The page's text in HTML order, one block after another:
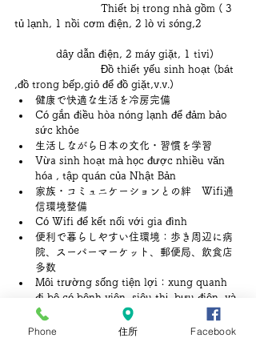
tủ lạnh, 1 nồi cơm điện, 2 lò vi sóng,2
             dây dẫn điện, 2 máy giặt, 1 tivi)
,đồ trong bếp,giỏ để đồ giặt,v.v.)
健康で快適な生活を冷房完備
Có gắn điều hòa nóng lạnh để đảm bảo
sức khỏe
生活しながら日本の文化・習慣を学習
Vừa sinh hoạt mà học được nhiều văn
hóa , tập quán của Nhật Bản
家族・コミュニケーションとの絆　Wifi通
信環境整備
Có Wifi để kết nối với gia đình
便利で暮らしやすい住環境：歩き周辺に病
院、スーパーマーケット、郵便局、飲食店
多数
Môi trường sống tiện lợi：xung quanh
đi bộ có bệnh viện, siêu thị, bưu điện, và
các cửa hàng ăn uống.
Phone 住所 Facebook